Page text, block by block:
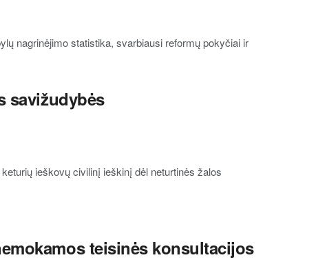
nagrinėjimo statistika, svarbiausi reformų pokyčiai ir
savižudybės
ieškovų civilinį ieškinį dėl neturtinės žalos
teisinės konsultacijos